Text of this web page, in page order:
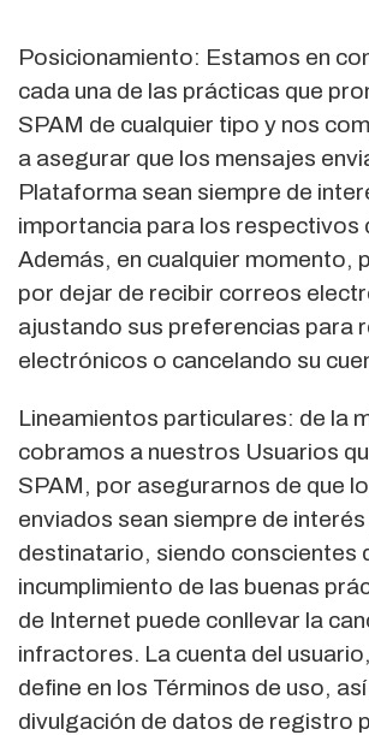
Posicionamiento: Estamos en
cada una de las prácticas que
SPAM de cualquier tipo y nos
a asegurar que los mensajes
Plataforma sean siempre de
importancia para los respectivos
Además, en cualquier momento,
por dejar de recibir correos
ajustando sus preferencias para
electrónicos o cancelando su
Lineamientos particulares: de la
cobramos a nuestros Usuarios
SPAM, por asegurarnos de que
enviados sean siempre de interés
destinatario, siendo conscientes
incumplimiento de las buenas
de Internet puede conllevar la
infractores. La cuenta del
define en los Términos de uso,
divulgación de datos de registro